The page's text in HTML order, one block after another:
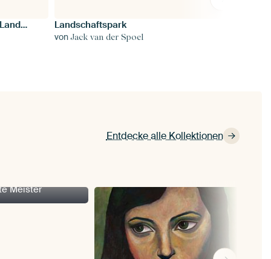
WALTER LEISTIKOW, Märkische Landschaft, um 1900 Landschaftspark
vonJack van der Spoel
Entdecke alle Kollektionen
Meister